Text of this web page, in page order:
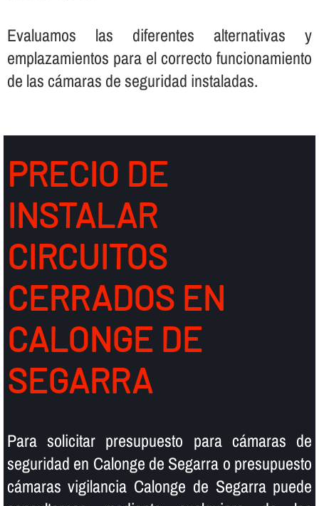
Evaluamos las diferentes alternativas y
emplazamientos para el correcto funcionamiento
de las cámaras de seguridad instaladas.
PRECIO DE
INSTALAR
CIRCUITOS
CERRADOS EN
CALONGE DE
SEGARRA
Para solicitar presupuesto para cámaras de
seguridad en Calonge de Segarra o presupuesto
cámaras vigilancia Calonge de Segarra puede